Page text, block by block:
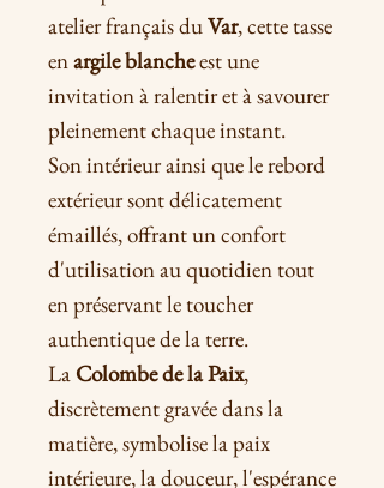
atelier français duVar, cette tasse
enargile blancheest une
invitation à ralentir et à savourer
pleinement chaque instant.
Son intérieur ainsi que le rebord
extérieur sont délicatement
émaillés, offrant un confort
d'utilisation au quotidien tout
en préservant le toucher
authentique de la terre.
LaColombe de la Paix,
discrètement gravée dans la
matière, symbolise la paix
intérieure, la douceur, l'espérance